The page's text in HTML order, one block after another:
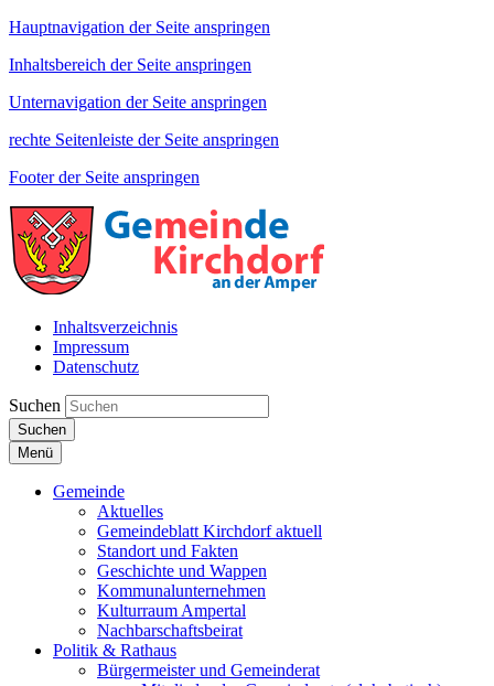
Hauptnavigation der Seite anspringen
Inhaltsbereich der Seite anspringen
Unternavigation der Seite anspringen
rechte Seitenleiste der Seite anspringen
Footer der Seite anspringen
Inhaltsverzeichnis
Impressum
Datenschutz
Suchen
Suchen
Menü
Gemeinde
Aktuelles
Gemeindeblatt Kirchdorf aktuell
Standort und Fakten
Geschichte und Wappen
Kommunalunternehmen
Kulturraum Ampertal
Nachbarschaftsbeirat
Politik & Rathaus
Bürgermeister und Gemeinderat